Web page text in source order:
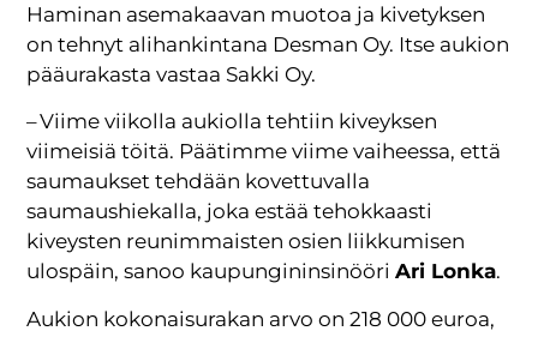
Haminan asemakaavan muotoa ja kivetyksen
on tehnyt alihankintana Desman Oy. Itse aukion
pääurakasta vastaa Sakki Oy.
– Viime viikolla aukiolla tehtiin kiveyksen
viimeisiä töitä. Päätimme viime vaiheessa, että
saumaukset tehdään kovettuvalla
saumaushiekalla, joka estää tehokkaasti
kiveysten reunimmaisten osien liikkumisen
ulospäin, sanoo kaupungininsinööriAri Lonka.
Aukion kokonaisurakan arvo on 218 000 euroa,